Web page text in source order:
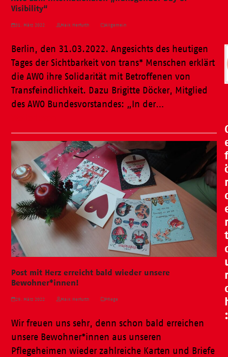
Visibility“
31. März 2022 Maik Herfurth Allgemein
Berlin, den 31.03.2022. Angesichts des heutigen
Tages der Sichtbarkeit von trans* Menschen erklärt
die AWO ihre Solidarität mit Betroffenen von
Transfeindlichkeit. Dazu Brigitte Döcker, Mitglied
des AWO Bundesvorstandes: „In der…
Post mit Herz erreicht bald wieder unsere
Bewohner*innen!
29. März 2022 Maik Herfurth Pflege
Wir freuen uns sehr, denn schon bald erreichen
unsere Bewohner*innen aus unseren
Pflegeheimen wieder zahlreiche Karten und Briefe
f
r
r
t
r
: